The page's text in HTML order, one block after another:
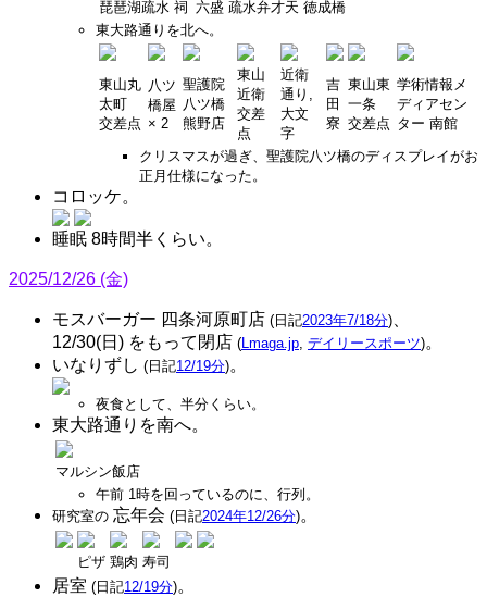
琵琶湖疏水 祠 六盛 疏水弁才天 徳成橋
東大路通りを北へ。
東山丸
太町
交差点
八ツ
橋屋
× 2
聖護院
八ツ橋
熊野店
東山
近衛
交差
点
近衛
通り,
大文
字
吉
田
寮
東山東
一条
交差点
学術情報メ
ディアセン
ター 南館
クリスマスが過ぎ、聖護院八ツ橋のディスプレイがお
正月仕様になった。
コロッケ。
睡眠 8時間半くらい。
2025/12/26 (金)
モスバーガー 四条河原町店 (日記2023年7/18分)、
12/30(日) をもって閉店 (Lmaga.jp, デイリースポーツ)。
いなりずし (日記12/19分)。
夜食として、半分くらい。
東大路通りを南へ。
マルシン飯店
午前 1時を回っているのに、行列。
研究室の 忘年会 (日記2024年12/26分)。
ピザ 鶏肉 寿司
居室 (日記12/19分)。